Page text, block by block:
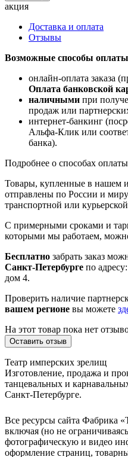
акция
Доставка и оплата
Отзывы
Возможные способы оплаты
онлайн-оплата заказа
Оплата банковской
наличными при
продаж или
интернет-банкинг
Альфа-Клик или
банка).
Подробнее о способах
Товары, купленные в нашем
отправлены по России и
транспортной или
С примерными сроками и
которыми мы работаем,
Бесплатно забрать заказ
Санкт-Петербурге по
дом 4.
Проверить наличие
вашем регионе вы можете
На этот товар пока нет
Оставить отзыв
Театр имперских зрелищ
Изготовление, продажа и
танцевальных и
Санкт-Петербурге.
Все ресурсы сайта Фабрика
включая (но не
фотографическую и видео
оформление страниц,